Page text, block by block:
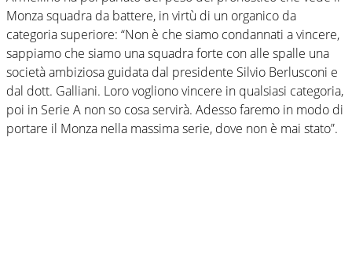
Monza squadra da battere, in virtù di un organico da
categoria superiore: “Non è che siamo condannati a vincere,
sappiamo che siamo una squadra forte con alle spalle una
società ambiziosa guidata dal presidente Silvio Berlusconi e
dal dott. Galliani. Loro vogliono vincere in qualsiasi categoria,
poi in Serie A non so cosa servirà. Adesso faremo in modo di
portare il Monza nella massima serie, dove non è mai stato”.